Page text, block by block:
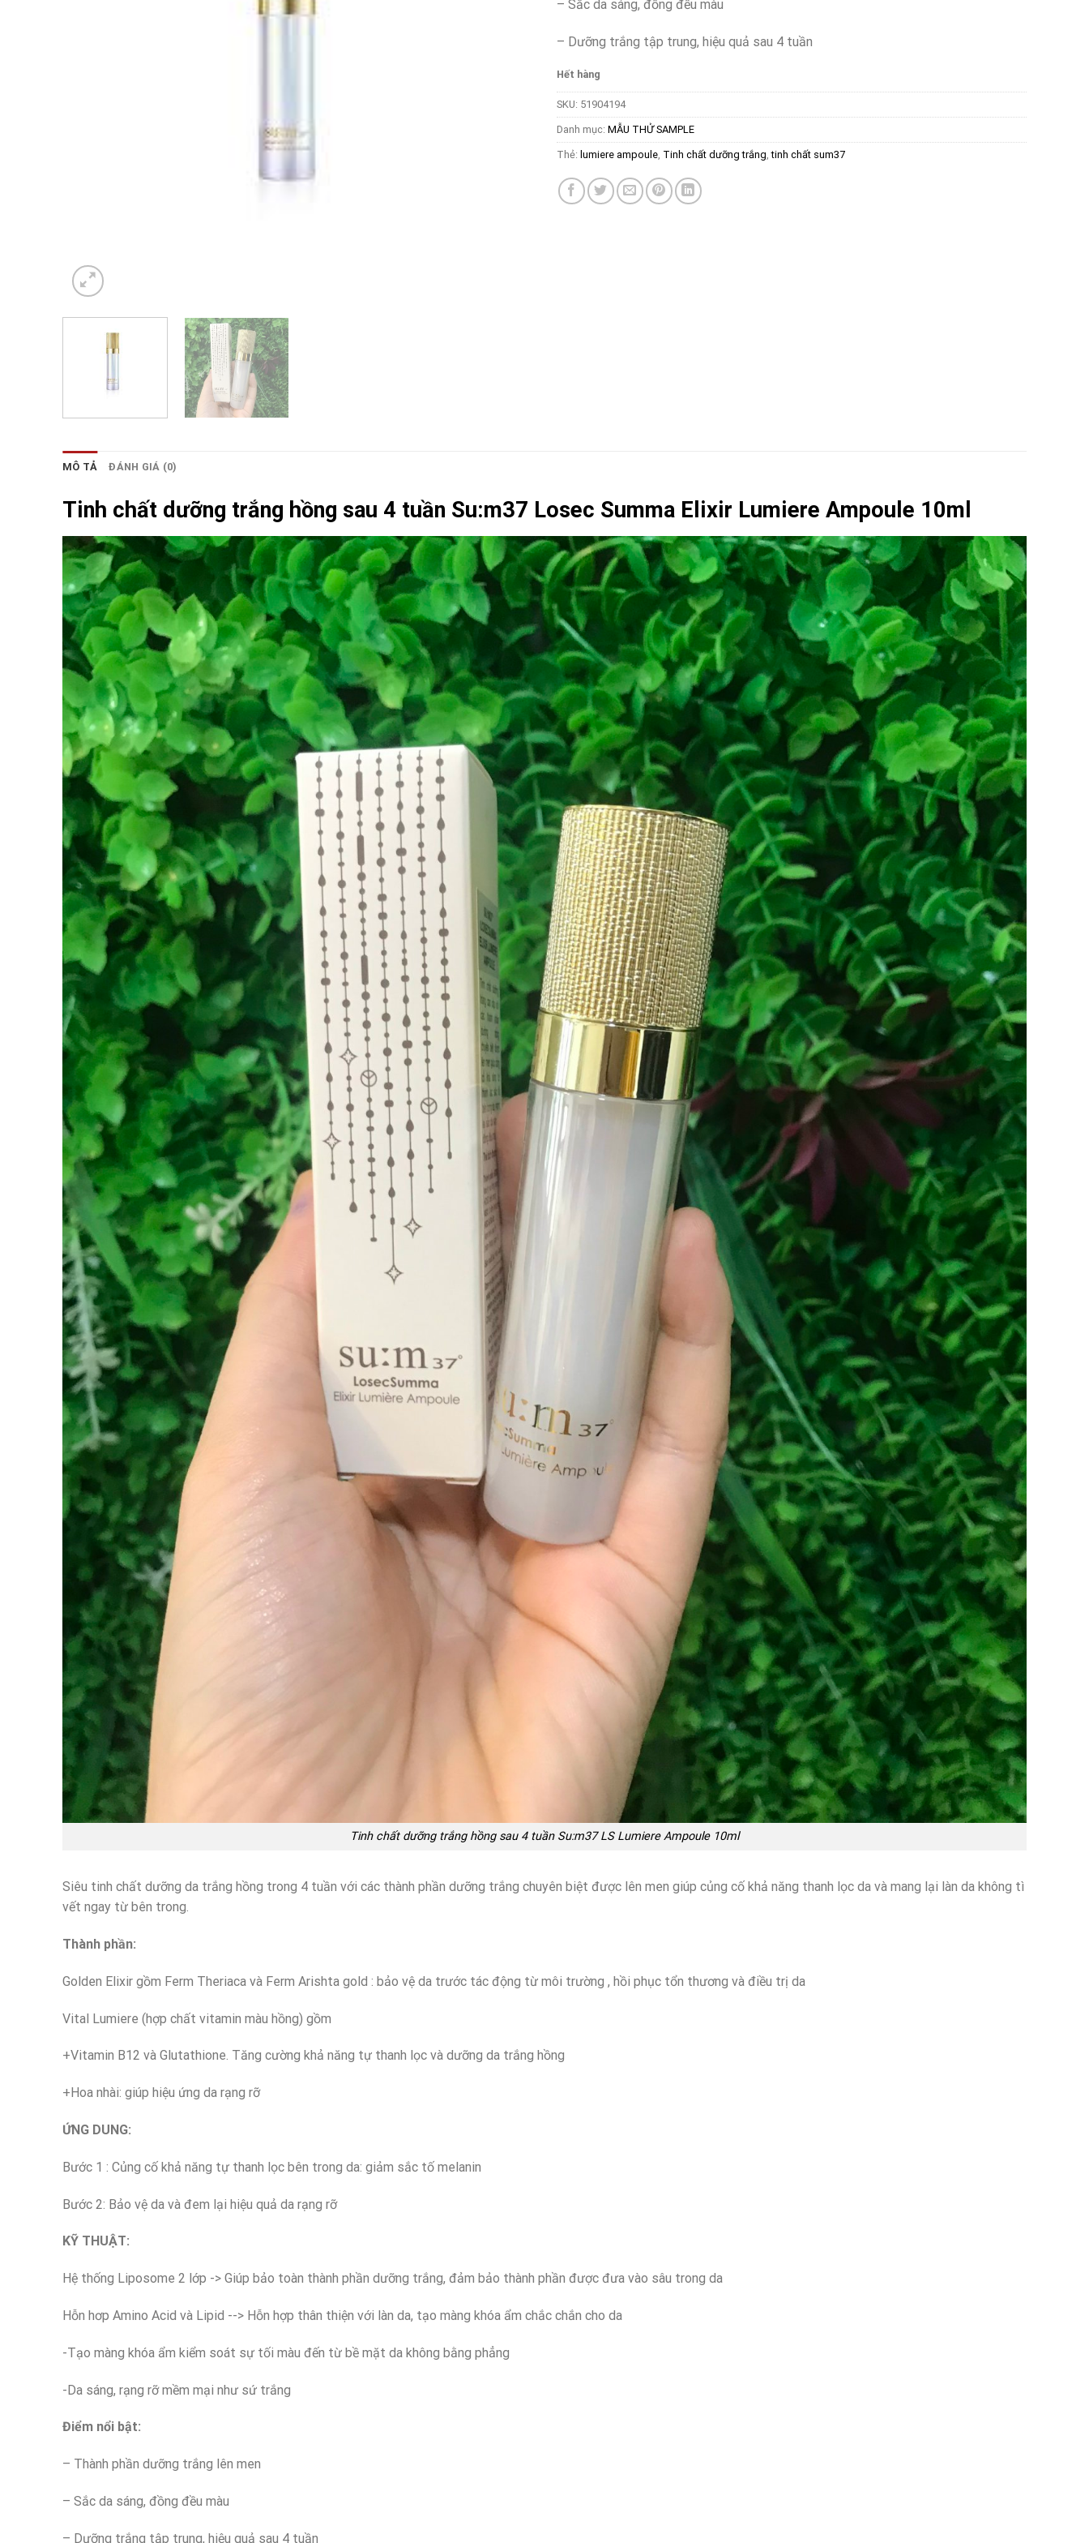
– Sắc da sáng, đồng đều màu
– Dưỡng trắng tập trung, hiệu quả sau 4 tuần
Hết hàng
SKU: 51904194
Danh mục: MẪU THỬ SAMPLE
Thẻ: lumiere ampoule, Tinh chất dưỡng trắng,tinh chất sum37
MÔ TẢ ĐÁNH GIÁ (0)
Tinh chất dưỡng trắng hồng sau 4 tuần Su:m37 Losec Summa Elixir Lumiere Ampoule 10ml
Tinh chất dưỡng trắng hồng sau 4 tuần Su:m37 LS Lumiere Ampoule 10ml
Siêu tinh chất dưỡng da trắng hồng trong 4 tuần với các thành phần dưỡng trắng chuyên biệt được lên men giúp củng cố khả năng thanh lọc da và mang lại làn da không tì
vết ngay từ bên trong.
Thành phần:
Golden Elixir gồm Ferm Theriaca và Ferm Arishta gold : bảo vệ da trước tác động từ môi trường , hồi phục tổn thương và điều trị da
Vital Lumiere (hợp chất vitamin màu hồng) gồm
+Vitamin B12 và Glutathione. Tăng cường khả năng tự thanh lọc và dưỡng da trắng hồng
+Hoa nhài: giúp hiệu ứng da rạng rỡ
ỨNG DUNG:
Bước 1 : Củng cố khả năng tự thanh lọc bên trong da: giảm sắc tố melanin
Bước 2: Bảo vệ da và đem lại hiệu quả da rạng rỡ
KỸ THUẬT:
Hệ thống Liposome 2 lớp -> Giúp bảo toàn thành phần dưỡng trắng, đảm bảo thành phần được đưa vào sâu trong da
Hỗn hơp Amino Acid và Lipid --> Hỗn hợp thân thiện với làn da, tạo màng khóa ẩm chắc chắn cho da
-Tạo màng khóa ẩm kiểm soát sự tối màu đến từ bề mặt da không bằng phẳng
-Da sáng, rạng rỡ mềm mại như sứ trắng
Điểm nổi bật:
– Thành phần dưỡng trắng lên men
– Sắc da sáng, đồng đều màu
– Dưỡng trắng tập trung, hiệu quả sau 4 tuần